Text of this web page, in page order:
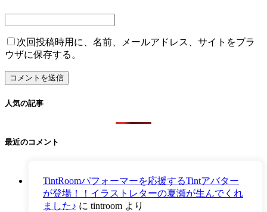
次回投稿時用に、名前、メールアドレス、サイトをブラ
ウザに保存する。
人気の記事
最近のコメント
TintRoomパフォーマーを応援するTintアバター
が登場！！イラストレターの夏瀬が生んでくれ
ました♪ に tintroom より